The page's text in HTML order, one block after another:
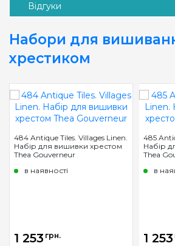
Відгуки
Набори для
хрестиком
484 Antique Tiles. Villages Linen.
Набір для вишивки хрестом
Thea Gouverneur
в наявності
1 253 грн.
485
Набір
Thea
в
1 253